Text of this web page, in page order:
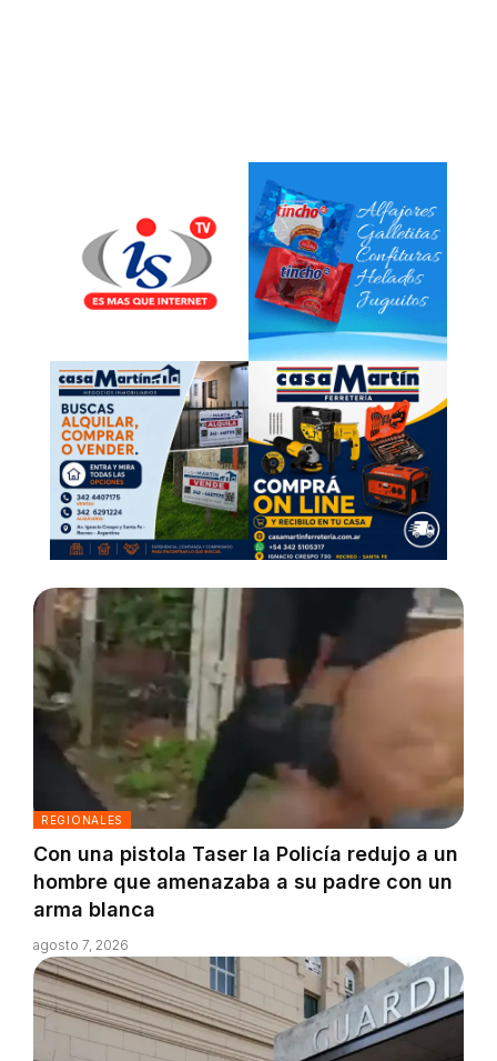
REGIONALES
Con una pistola Taser la Policía redujo a un
hombre que amenazaba a su padre con un
arma blanca
agosto 7, 2026